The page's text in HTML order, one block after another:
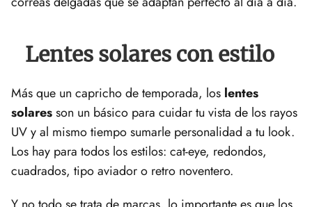
Lentes solares con estilo
Más que un capricho de temporada, los lentes
solaresson un básico para cuidar tu vista de los rayos
UV y al mismo tiempo sumarle personalidad a tu look.
Los hay para todos los estilos: cat-eye, redondos,
cuadrados, tipo aviador o retro noventero.